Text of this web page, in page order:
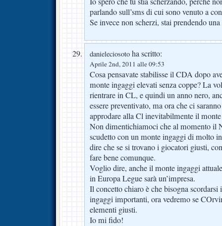
parlando sull’sms di cui sono venuto a
Se invece non scherzi, stai prendendo
danieleciosoto ha scritto:
Aprile 2nd, 2011 alle 09:53
Cosa pensavate stabilisse il CDA dopo
monte ingaggi elevati senza coppe? La
rientrare in CL, e quindi un anno nero,
essere preventivato, ma ora che ci
approdare alla Cl inevitabilmente il
Non dimentichiamoci che al momento il
scudetto con un monte ingaggi di molto
dire che se si trovano i giocatori giusti,
fare bene comunque.
Voglio dire, anche il monte ingaggi
in Europa Legue sarà un’impresa.
Il concetto chiaro è che bisogna
ingaggi importanti, ora vedremo se
elementi giusti.
Io mi fido!